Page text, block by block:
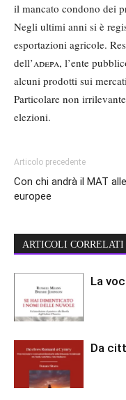
il mancato condono dei
Negli ultimi anni si è
esportazioni agricole.
dell’adepa, l’ente
alcuni prodotti sui
Particolare non
elezioni.
Articolo precedente
Con chi andrà il MAT alle
europee
ARTICOLI CORRELATI
La
Da